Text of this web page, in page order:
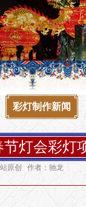
彩灯制作新闻
灯会彩灯
原创 作者：驰龙